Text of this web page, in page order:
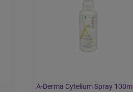
A-Derma Cytelium Spray 100ml